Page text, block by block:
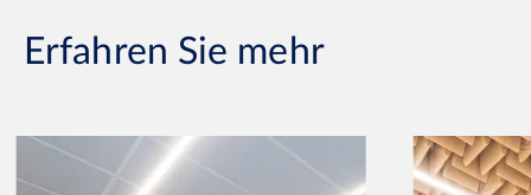
Erfahren Sie mehr